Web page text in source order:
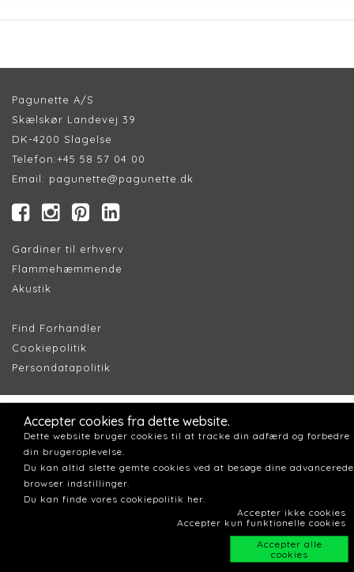
Pagunette A/S
Skælskør Landevej 39
DK-4200 Slagelse
Telefon:+45 58 57 04 00
Email: pagunette@pagunette.dk
Gardiner til erhverv
Flammehæmmende
Akustik
Find Forhandler
Cookiepolitik
Persondatapolitik
Accepter cookies fra dette website.
Dette website bruger cookies til at tracke din adfærd og forbedre
din brugeroplevelse.
Du kan altid slette gemte cookies ved at besøge dine advancerede
browser indstillinger.
Du kan finde vores cookiepolitik her.
Accepter ikke cookies
Accepter kun funktionelle cookies
Accepter alle
cookies